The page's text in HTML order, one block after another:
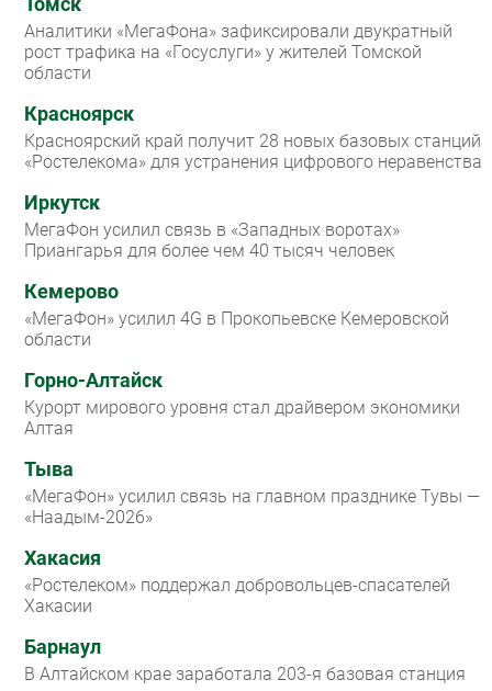
Томск
Аналитики «МегаФона» зафиксировали двукратный
рост трафика на «Госуслуги» у жителей Томской
области
Красноярск
Красноярский край получит 28 новых базовых станций
«Ростелекома» для устранения цифрового неравенства
Иркутск
МегаФон усилил связь в «Западных воротах»
Приангарья для более чем 40 тысяч человек
Кемерово
«МегаФон» усилил 4G в Прокопьевске Кемеровской
области
Горно-Алтайск
Курорт мирового уровня стал драйвером экономики
Алтая
Тыва
«МегаФон» усилил связь на главном празднике Тувы —
«Наадым-2026»
Хакасия
«Ростелеком» поддержал добровольцев-спасателей
Хакасии
Барнаул
В Алтайском крае заработала 203-я базовая станция